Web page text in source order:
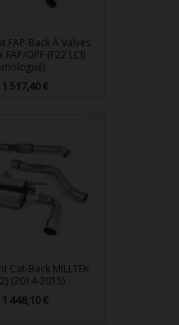
FAP-Back À Valves
FAP/OPF (F22 LCI)
Prix
1 517,40 €
Cat-Back MILLTEK
(2014-2015)
Prix
1 448,10 €